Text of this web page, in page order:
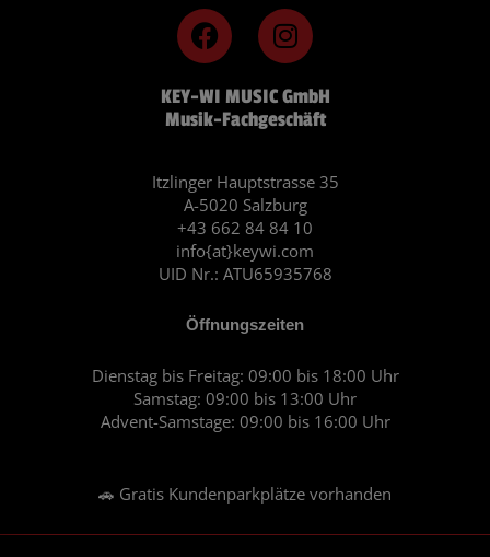
KEY-WI MUSIC GmbH
Musik-Fachgeschäft
Itzlinger Hauptstrasse 35
A-5020 Salzburg
+43 662 84 84 10
info{at}keywi.com
UID Nr.: ATU65935768
Öffnungszeiten
Dienstag bis Freitag: 09:00 bis 18:00 Uhr
Samstag: 09:00 bis 13:00 Uhr
Advent-Samstage: 09:00 bis 16:00 Uhr
🚗 Gratis Kundenparkplätze vorhanden
F
a
c
e
b
o
k
I
n
s
t
a
r
a
m